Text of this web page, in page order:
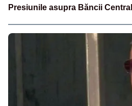
Presiunile asupra Băncii